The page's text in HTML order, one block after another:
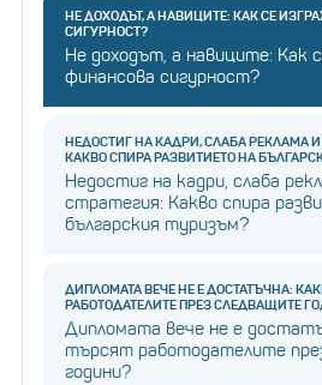
НЕ ДОХОДЪТ, А НАВИЦИТЕ: КАК СЕ
СИГУРНОСТ?
Не доходът, а навиците: Как
финансова сигурност?
НЕДОСТИГ НА КАДРИ, СЛАБА РЕКЛАМА И
КАКВО СПИРА РАЗВИТИЕТО НА
Недостиг на кадри, слаба
стратегия: Какво спира
българския туризъм?
ДИПЛОМАТА ВЕЧЕ НЕ Е ДОСТАТЪЧНА:
РАБОТОДАТЕЛИТЕ ПРЕЗ СЛЕДВАЩИТЕ
Дипломата вече не е
търсят работодателите
години?